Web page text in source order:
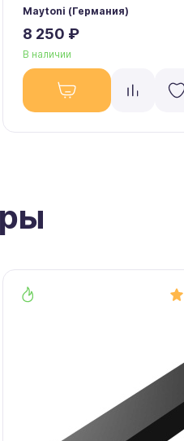
Maytoni (Германия)
8 250 ₽
В наличии